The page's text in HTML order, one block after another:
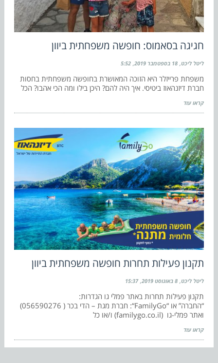
חגיגה בסאמוס: חופשה משפחתית ביוון
ליטל ליכט 18 בספטמבר 2019 5:52
משפחת פרייזלר היא הזוכה המאושרת בחופשה משפחתית בחסות
חברת דיזנהאוז ביטיסי. איך היה להם? היכן בילו ומה הכי אהבו? הכל
קראו עוד
תקנון פעילות תחרות חופשה משפחתית ביוון
ליטל ליכט 8 באוגוסט 2019 15:37
תקנון פעילות תחרות באתר פמלי גו הגדרות:
“החברה” או “FamilyGo“: חברת מגת – הדי בכר ( 056590276)
ואתר פמלי-גו (familygo.co.il) ו/או כל
קראו עוד